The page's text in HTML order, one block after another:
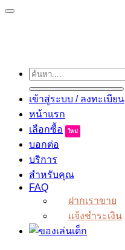
ค้นหา:
เข้าสู่ระบบ / ลงทะเบียน
หน้าแรก
เลือกซื้อ
บอกต่อ
บริการ
สำหรับคุณ
FAQ
ฝากเราขาย
แจ้งชำระเงิน